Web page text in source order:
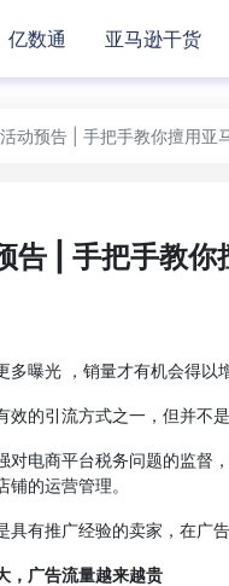
亿数通 亚马逊干货
动预告 | 手把手教你擅用亚
告 | 手把手教你
曝光 ，销量才有机会得以增
的引流方式之一，但并不是
电商平台税务问题的监督，
的运营管理。
有推广经验的卖家，在广告
广告流量越来越贵